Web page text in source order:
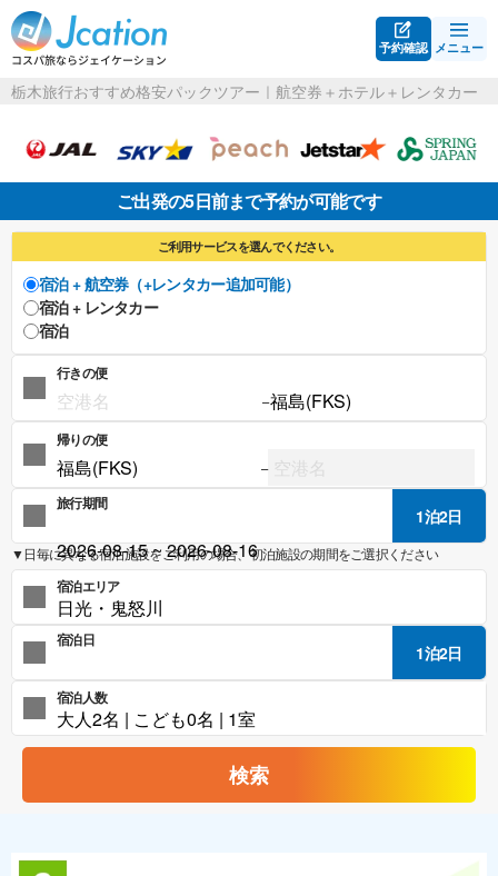
予約確認 メニュー
栃木旅行おすすめ格安パックツアー｜航空券＋ホテル＋レンタカー
ご出発の5日前まで予約が可能です
ご利用サービスを選んでください。
宿泊 + 航空券（+レンタカー追加可能）
宿泊 + レンタカー
宿泊
行きの便
−
帰りの便
−
旅行期間
1泊2日
▼日毎に異なる宿泊施設をご利用の場合、初泊施設の期間をご選択ください
宿泊エリア
宿泊日
1泊2日
宿泊人数
検索